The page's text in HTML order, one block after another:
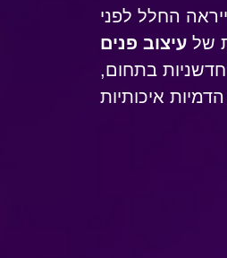
החלל לפני
של עיצוב פנים
בתחום,